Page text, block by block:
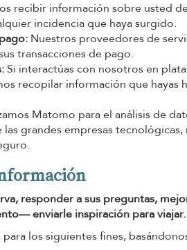
recibir información sobre usted
incidencia que haya surgido.
Nuestros proveedores de
transacciones de pago.
Si interactúas con nosotros en
recopilar información que hayas
Matomo para el análisis de
grandes empresas
responder a sus preguntas,
enviarle inspiración para viajar.
los siguientes fines,